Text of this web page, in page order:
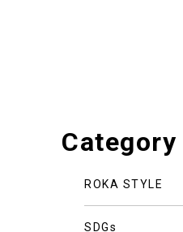
Category
ROKA STYLE
SDGs